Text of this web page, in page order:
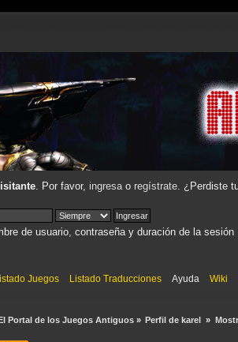
. Por favor, ingresao regístrate. ¿Perdiste
de usuario, contraseña y duración de la sesión
Juegos Listado Traducciones Ayuda Wiki
Portal de los Juegos Antiguos» Perfil de karel »